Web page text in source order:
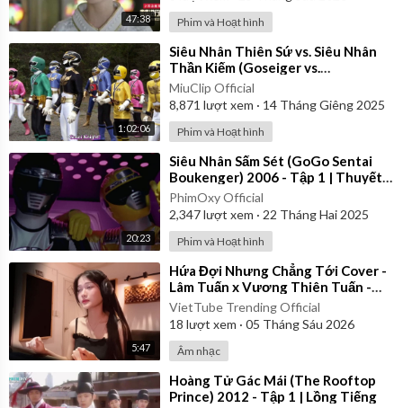
47:38 Phim và Hoạt hình
1:02:06
⁣Siêu Nhân Thiên Sứ vs. Siêu Nhân
Thần Kiếm (Goseiger vs.
Shinkenger) | Vietsub
MiuClip Official
8,871 lượt xem · 14 Tháng Giêng 2025
Phim và Hoạt hình
20:23
⁣Siêu Nhân Sấm Sét (GoGo Sentai
Boukenger) 2006 - Tập 1 | Thuyết
Minh
PhimOxy Official
2,347lượt xem · 22 Tháng Hai 2025
Phim và Hoạt hình
5:47
⁣Hứa Đợi Nhưng Chẳng Tới Cover -
Lâm Tuấn x Vương Thiên Tuấn -
Kiều Chi
VietTube Trending Official
18 lượt xem · 05 Tháng Sáu 2026
Âm nhạc
⁣Hoàng Tử Gác Mái (The Rooftop
Prince) 2012 - Tập 1 | Lồng Tiếng